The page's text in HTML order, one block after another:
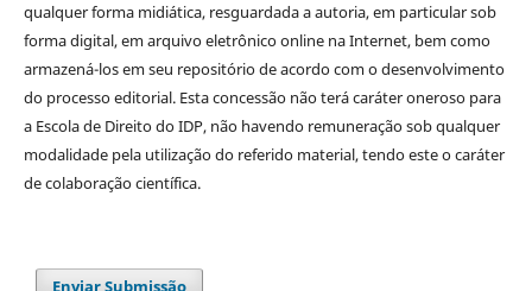
qualquer forma midiática, resguardada a autoria, em particular sob
forma digital, em arquivo eletrônico online na Internet, bem como
armazená-los em seu repositório de acordo com o desenvolvimento
do processo editorial. Esta concessão não terá caráter oneroso para
a Escola de Direito do IDP, não havendo remuneração sob qualquer
modalidade pela utilização do referido material, tendo este o caráter
de colaboração científica.